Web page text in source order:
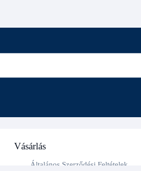
Vásárlás
Általános Szerződési Feltételek